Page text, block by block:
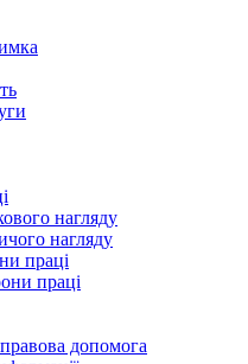
нагляду
нагляду
праці
праці
допомога